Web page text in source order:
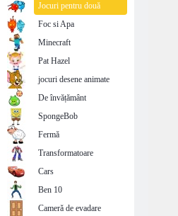
Jocuri pentru două
Foc si Apa
Minecraft
Pat Hazel
jocuri desene animate
De învățământ
SpongeBob
Fermă
Transformatoare
Cars
Ben 10
Cameră de evadare